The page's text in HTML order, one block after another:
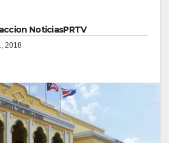
NoticiasPRTV
2018